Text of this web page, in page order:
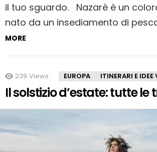
il tuo sguardo. Nazarè è un
nato da un insediamento di
MORE
239 Views EUROPA ITINERARI E
Il solstizio d’estate: tutte le